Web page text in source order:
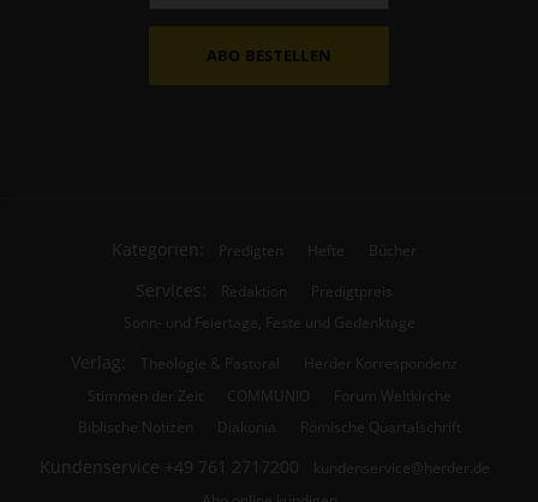
ABO BESTELLEN
Kategorien: Predigten Hefte Bücher
Services: Redaktion
Predigtpreis
Sonn- und Feiertage, Feste und Gedenktage
Verlag: Theologie & Pastoral
Herder Korrespondenz
Stimmen der Zeit
COMMUNIO
Forum Weltkirche
Biblische Notizen
Diakonia Römische Quartalschrift
Kundenservice +49 761 2717200
kundenservice@herder.de